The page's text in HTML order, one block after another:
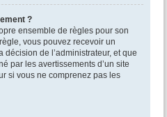
?
ensemble de règles pour son
vous pouvez recevoir un
décision de l’administrateur, et que
par les avertissements d’un site
si vous ne comprenez pas les